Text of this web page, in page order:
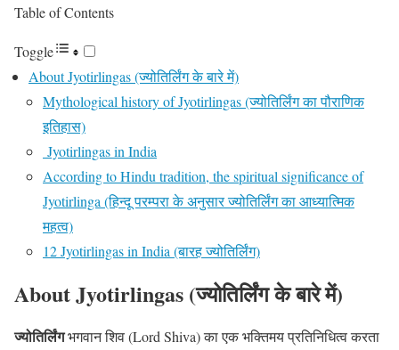
Table of Contents
Toggle
About Jyotirlingas (ज्योतिर्लिंग के बारे में)
Mythological history of Jyotirlingas (ज्योतिर्लिंग का पौराणिक
इतिहास)
Jyotirlingas in India
According to Hindu tradition, the spiritual significance of
Jyotirlinga (हिन्दू परम्परा के अनुसार ज्योतिर्लिंग का आध्यात्मिक
महत्व)
12 Jyotirlingas in India (बारह ज्योतिर्लिंग)
About Jyotirlingas (ज्योतिर्लिंग के बारे में)
ज्योतिर्लिंगभगवान शिव (Lord Shiva) का एक भक्तिमय प्रतिनिधित्व करता